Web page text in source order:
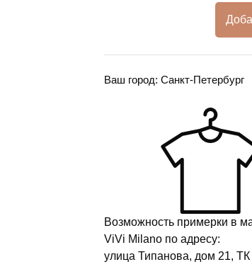
Ваш город: Санкт-Петербург
Возможность примерки в
ViVi Milano по адресу:
улица Типанова, дом 21,